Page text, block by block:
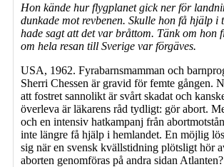
Hon kände hur flygplanet gick ner för
dunkade mot revbenen. Skulle hon få hjälp i
hade sagt att det var bråttom. Tänk om hon
om hela resan till Sverige var förgäves.
USA, 1962. Fyrabarnsmamman och
Sherri Chessen är gravid för femte gången.
att fostret sannolikt är svårt skadat och
överleva är läkarens råd tydligt: gör abort.
och en intensiv hatkampanj från
inte längre få hjälp i hemlandet. En möjlig
sig när en svensk kvällstidning plötsligt hör
aborten genomföras på andra sidan Atlanten?